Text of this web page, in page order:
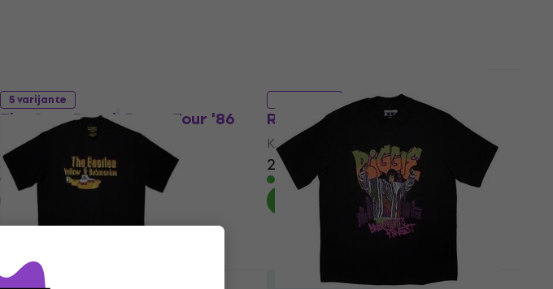
5 varijante
The Cure Beach Party Tour '86
Košulja
31,80 €
Na skladištu
Ramones Concert Oversized
Košulja
21,30 € 21,90 €
Na skladištu
LIMITED EDITION LIMITED EDITION